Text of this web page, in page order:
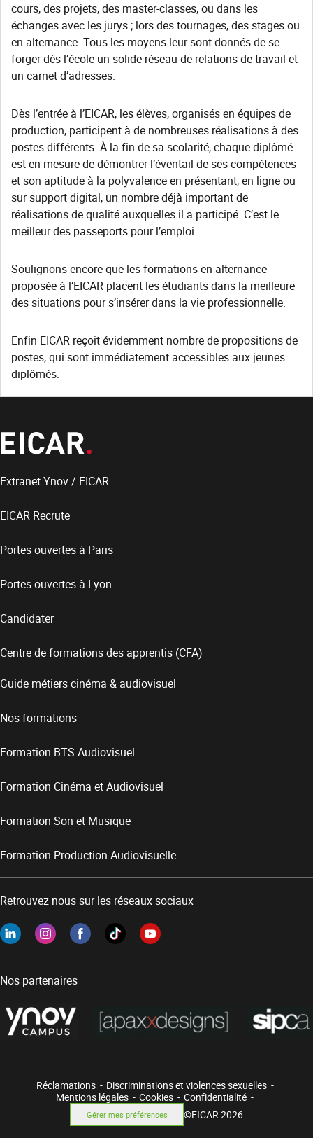
cours, des projets, des master-classes, ou dans les
échanges avec les jurys ; lors des tournages, des stages ou
en alternance. Tous les moyens leur sont donnés de se
forger dès l’école un solide réseau de relations de travail et
un carnet d’adresses.
Dès l’entrée à l’EICAR, les élèves, organisés en équipes de
production, participent à de nombreuses réalisations à des
postes différents. À la fin de sa scolarité, chaque diplômé
est en mesure de démontrer l’éventail de ses compétences
et son aptitude à la polyvalence en présentant, en ligne ou
sur support digital, un nombre déjà important de
réalisations de qualité auxquelles il a participé. C’est le
meilleur des passeports pour l’emploi.
Soulignons encore que les formations en alternance
proposée à l’EICAR placent les étudiants dans la meilleure
des situations pour s’insérer dans la vie professionnelle.
Enfin EICAR reçoit évidemment nombre de propositions de
postes, qui sont immédiatement accessibles aux jeunes
diplômés.
Extranet Ynov / EICAR
EICAR Recrute
Portes ouvertes à Paris
Portes ouvertes à Lyon
Candidater
Centre de formations des apprentis (CFA)
Guide métiers cinéma & audiovisuel
Nos formations
Formation BTS Audiovisuel
Formation Cinéma et Audiovisuel
Formation Son et Musique
Formation Production Audiovisuelle
Retrouvez nous sur les réseaux sociaux
Nos partenaires
Réclamations
Discriminations et violences sexuelles
Mentions légales
Cookies Confidentialité
Gérer mes préférences ©EICAR 2026